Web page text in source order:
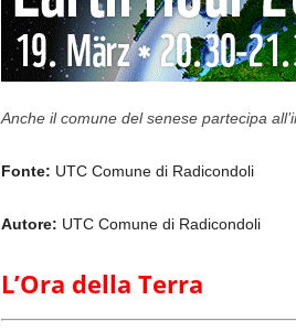
Anche il comune del senese partecipa
Fonte: UTC Comune di Radicondoli
Autore: UTC Comune di Radicondoli
L’Ora della Terra